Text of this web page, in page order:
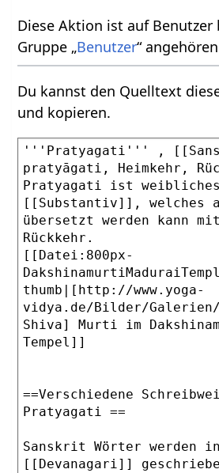
Diese Aktion ist auf
Gruppe „Benutzer“
Du kannst den Quelltext
und kopieren.